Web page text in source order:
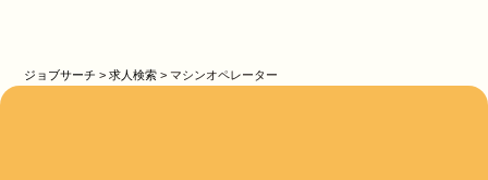
ジョブサーチ >求人検索 >マシンオペレーター